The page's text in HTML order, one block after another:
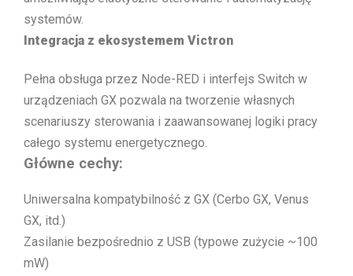
systemów.
Integracja z ekosystemem Victron
Pełna obsługa przez Node-RED i interfejs Switch w
urządzeniach GX pozwala na tworzenie własnych
scenariuszy sterowania i zaawansowanej logiki pracy
całego systemu energetycznego.
Główne cechy:
Uniwersalna kompatybilność z GX (Cerbo GX, Venus
GX, itd.)
Zasilanie bezpośrednio z USB (typowe zużycie ~100
mW)